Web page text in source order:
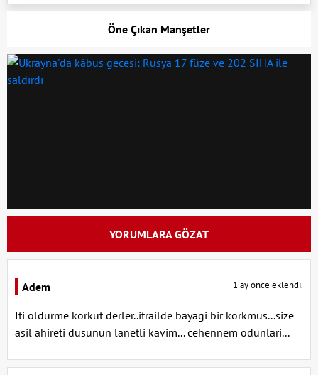
Öne Çıkan Manşetler
YORUMLARA GÖZAT
Adem 1 ay önce eklendi.
Iti öldürme korkut derler..itrailde bayagi bir korkmus...size
asil ahireti düsünün lanetli kavim... cehennem odunlari...